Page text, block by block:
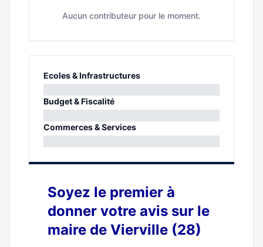
Aucun contributeur pour le moment.
Ecoles & Infrastructures
0%
Budget & Fiscalité
0%
Commerces & Services
Soyez le premier à
donner votre avis sur le
maire de Vierville (28)